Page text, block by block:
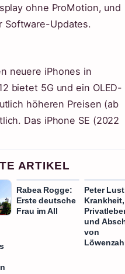
ohne ProMotion, und
Software-Updates.
neuere iPhones in
bietet 5G und ein OLED-
höheren Preisen (ab
Das iPhone SE (2022
ARTIKEL
Rabea Rogge:
Erste deutsche
Frau im All
Peter
Krankheit,
und
von